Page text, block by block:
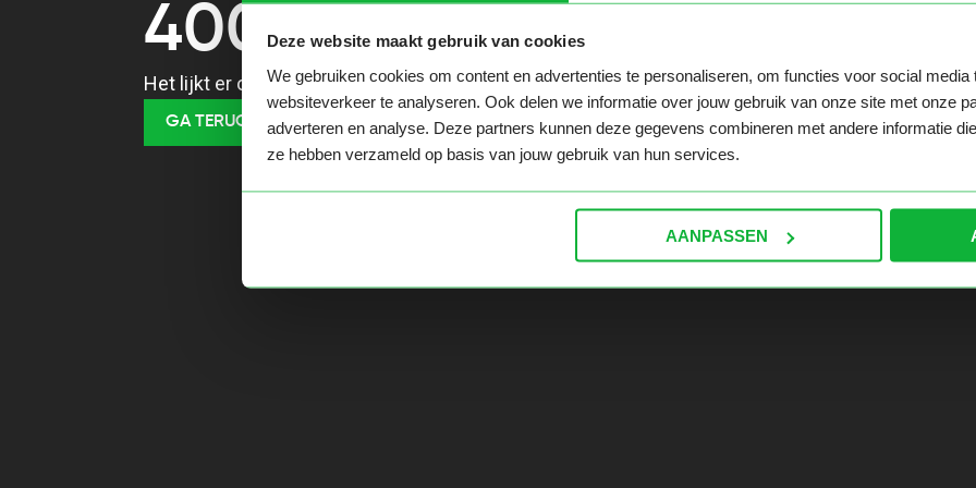
Deze website maakt gebruik van cookies
We gebruiken cookies om content en advertenties te personaliseren, om functies voor social media
websiteverkeer te analyseren. Ook delen we informatie over jouw gebruik van onze site met onze
adverteren en analyse. Deze partners kunnen deze gegevens combineren met andere informatie
ze hebben verzameld op basis van jouw gebruik van hun services.
AANPASSEN
400
Het lijkt er op dat je een verkeerde URL te pakken hebt. Ga naar de homepage en navigeer hier
GA TERUG NAAR HOME